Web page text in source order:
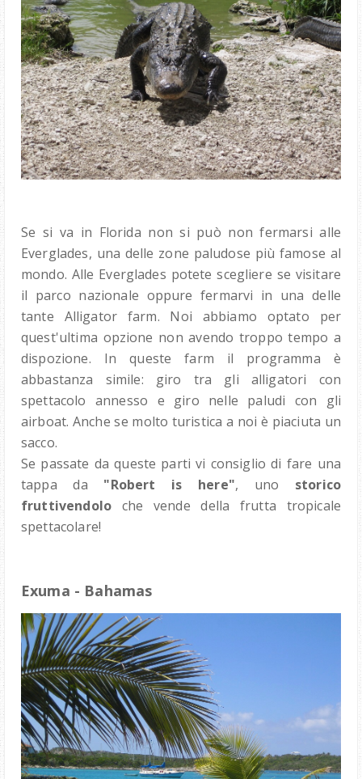
Se si va in Florida non si può non fermarsi alle
Everglades, una delle zone paludose più famose al
mondo. Alle Everglades potete scegliere se visitare
il parco nazionale oppure fermarvi in una delle
tante Alligator farm. Noi abbiamo optato per
quest'ultima opzione non avendo troppo tempo a
dispozione. In queste farm il programma è
abbastanza simile: giro tra gli alligatori con
spettacolo annesso e giro nelle paludi con gli
airboat. Anche se molto turistica a noi è piaciuta un
sacco.
Se passate da queste parti vi consiglio di fare una
tappa da "Robert is here", uno storico
fruttivendolo che vende della frutta tropicale
spettacolare!
Exuma - Bahamas